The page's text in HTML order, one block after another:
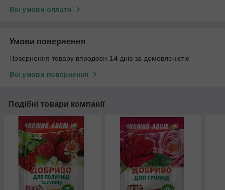
Всі умови оплати
Умови повернення
Повернення товару впродовж 14 днів за домовленістю
Всі умови повернення
Подібні товари компанії